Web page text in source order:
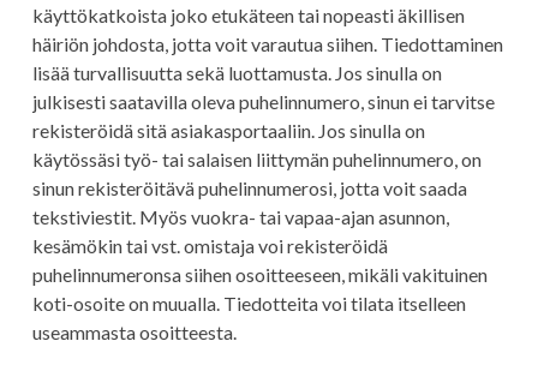
käyttökatkoista joko etukäteen tai nopeasti äkillisen
häiriön johdosta, jotta voit varautua siihen. Tiedottaminen
lisää turvallisuutta sekä luottamusta. Jos sinulla on
julkisesti saatavilla oleva puhelinnumero, sinun ei tarvitse
rekisteröidä sitä asiakasportaaliin. Jos sinulla on
käytössäsi työ- tai salaisen liittymän puhelinnumero, on
sinun rekisteröitävä puhelinnumerosi, jotta voit saada
tekstiviestit. Myös vuokra- tai vapaa-ajan asunnon,
kesämökin tai vst. omistaja voi rekisteröidä
puhelinnumeronsa siihen osoitteeseen, mikäli vakituinen
koti-osoite on muualla. Tiedotteita voi tilata itselleen
useammasta osoitteesta.